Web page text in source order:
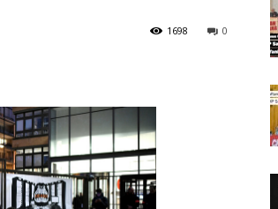
0
1698